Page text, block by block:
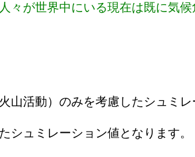
が世界中にいる現在は既に気候
活動）のみを考慮したシュミレ
シュミレーション値となります。